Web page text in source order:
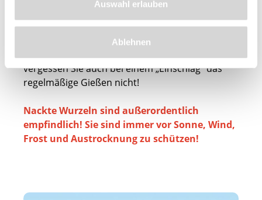
Auswahl erlauben
Ablehnen
Graben oder legen diese schräg ein.
Anschließend füllen Sie den Graben wieder mit
vergessen Sie auch bei einem „Einschlag“ das
regelmäßige Gießen nicht!
Nackte Wurzeln sind außerordentlich
empfindlich! Sie sind immer vor Sonne, Wind,
Frost und Austrocknung zu schützen!